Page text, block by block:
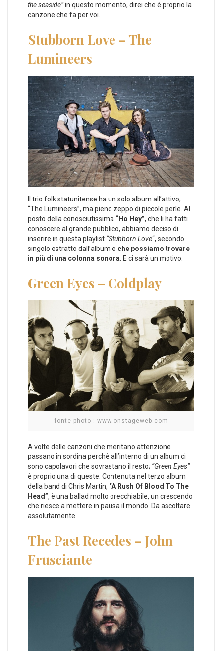
the seaside”in questo momento, direi che è proprio la
canzone che fa per voi.
Stubborn Love – The
Lumineers
Il trio folk statunitense ha un solo album all’attivo,
“The Lumineers”, ma pieno zeppo di piccole perle. Al
posto della conosciutissima “Ho Hey”, che li ha fatti
conoscere al grande pubblico, abbiamo deciso di
inserire in questa playlist “Stubborn Love“, secondo
singolo estratto dall’album e che possiamo trovare
in più di una colonna sonora . E ci sarà un motivo.
Green Eyes – Coldplay
fonte photo : www.onstageweb.com
A volte delle canzoni che meritano attenzione
passano in sordina perchè all’interno di un album ci
sono capolavori che sovrastano il resto; “Green Eyes”
è proprio una di queste. Contenuta nel terzo album
della band di Chris Martin, “A Rush Of Blood To The
Head”, è una ballad molto orecchiabile, un crescendo
che riesce a mettere in pausa il mondo. Da ascoltare
assolutamente.
The Past Recedes – John
Frusciante